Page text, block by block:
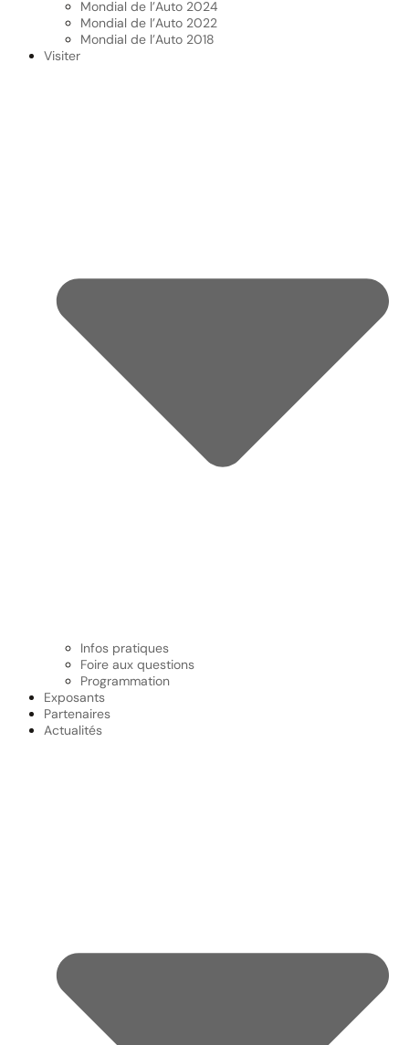
Mondial de l’Auto 2024
Mondial de l’Auto 2022
Mondial de l’Auto 2018
Visiter
Infos pratiques
Foire aux questions
Programmation
Exposants
Partenaires
Actualités